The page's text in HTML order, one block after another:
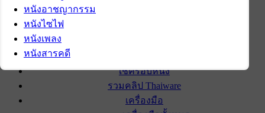
เช็ครอบหนัง
รวมคลิป Thaiware
เครื่องมือ
หนังอาชญากรรม
หนังไซไฟ
หนังเพลง
หนังสารคดี